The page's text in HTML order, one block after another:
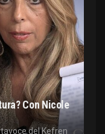
Con Nicole
del Kefren